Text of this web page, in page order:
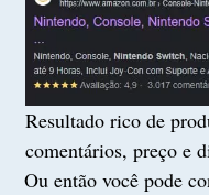
Resultado rico de
comentários, preço e
Ou então você pode